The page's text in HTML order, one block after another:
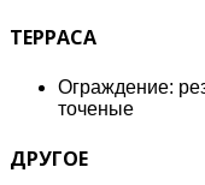
ТЕРРАСА
Ограждение:
точеные
ДРУГОЕ